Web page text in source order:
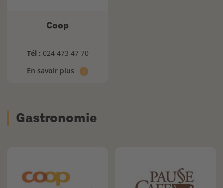
Coop
Tél : 024 473 47 70
En savoir plus
Gastronomie